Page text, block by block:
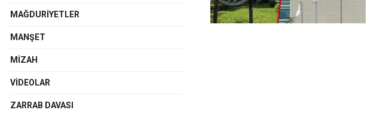
MAĞDURIYETLER
MANŞET
MIZAH
VIDEOLAR
ZARRAB DAVASI